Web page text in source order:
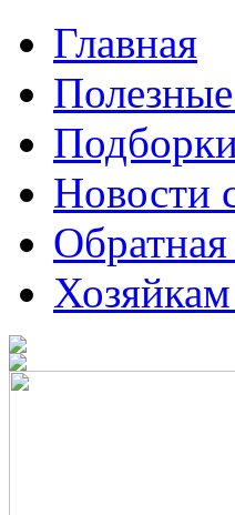
Главная
Полезные
Новости
Обратная